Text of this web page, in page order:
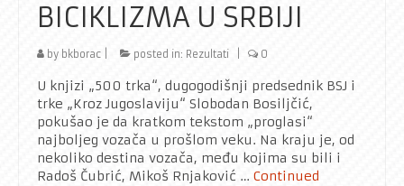
BICIKLIZMA U SRBIJI
by bkborac posted in: Rezultati 0
U knjizi „500 trka“, dugogodišnji predsednik BSJ i
trke „Kroz Jugoslaviju“ Slobodan Bosiljčić,
pokušao je da kratkom tekstom „proglasi“
najboljeg vozača u prošlom veku. Na kraju je, od
nekoliko destina vozača, među kojima su bili i
Radoš Čubrić, Mikoš Rnjaković … Continued